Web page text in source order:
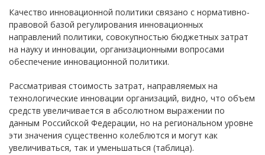
Качество инновационной политики связано с нормативно-
правовой базой регулирования инновационных
направлений политики, совокупностью бюджетных затрат
на науку и инновации, организационными вопросами
обеспечение инновационной политики.
Рассматривая стоимость затрат, направляемых на
технологические инновации организаций, видно, что объем
средств увеличивается в абсолютном выражении по
данным Российской Федерации, но на региональном уровне
эти значения существенно колеблются и могут как
увеличиваться, так и уменьшаться (таблица).